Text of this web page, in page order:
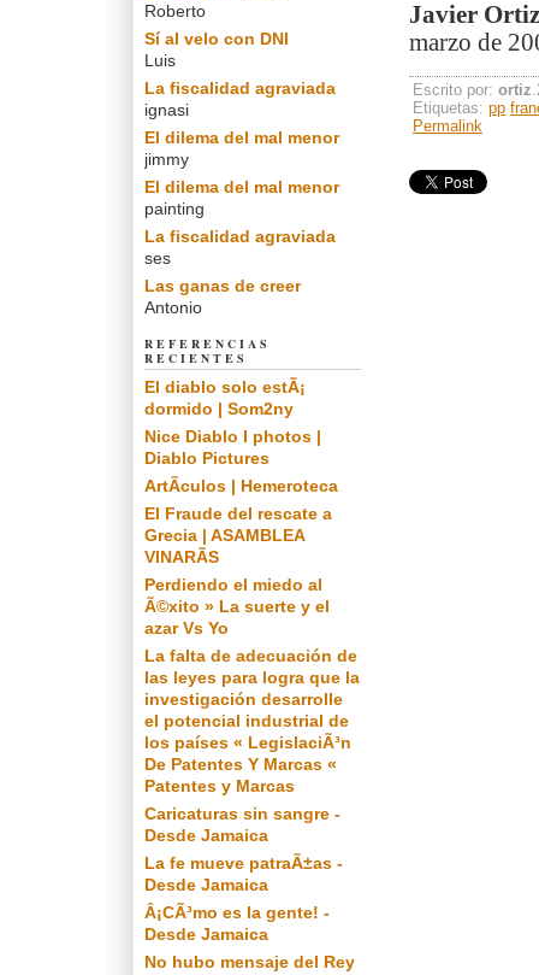
Javier Ortiz
marzo de
Escrito por: ortiz
Etiquetas: pp
Permalink
Roberto
Sí al velo con DNI
Luis
La fiscalidad agraviada
ignasi
El dilema del mal menor
jimmy
El dilema del mal menor
painting
La fiscalidad agraviada
ses
Las ganas de creer
Antonio
REFERENCIAS
RECIENTES
El diablo solo estÃ¡
dormido | Som2ny
Nice Diablo I photos |
Diablo Pictures
ArtÃ­culos | Hemeroteca
El Fraude del rescate a
Grecia | ASAMBLEA
VINARÃS
Perdiendo el miedo al
Ã©xito » La suerte y el
azar Vs Yo
La falta de adecuación de
las leyes para logra que la
investigación desarrolle
el potencial industrial de
los países « LegislaciÃ³n
De Patentes Y Marcas «
Patentes y Marcas
Caricaturas sin sangre -
Desde Jamaica
La fe mueve patraÃ±as -
Desde Jamaica
Â¡CÃ³mo es la gente! -
Desde Jamaica
No hubo mensaje del Rey